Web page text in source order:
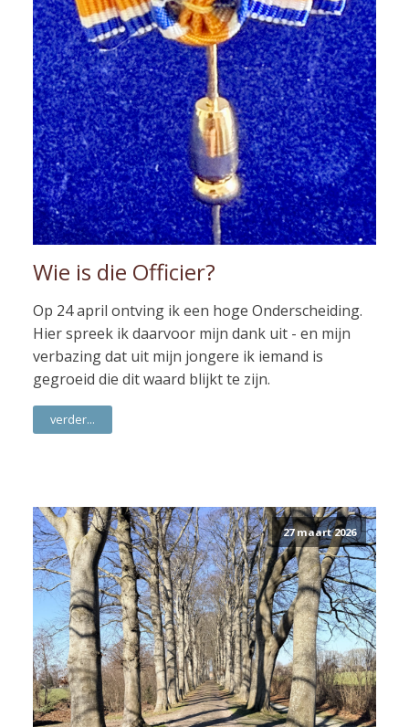
Wie is die Officier?
Op 24 april ontving ik een hoge Onderscheiding.
Hier spreek ik daarvoor mijn dank uit - en mijn
verbazing dat uit mijn jongere ik iemand is
gegroeid die dit waard blijkt te zijn.
verder...
27 maart 2026